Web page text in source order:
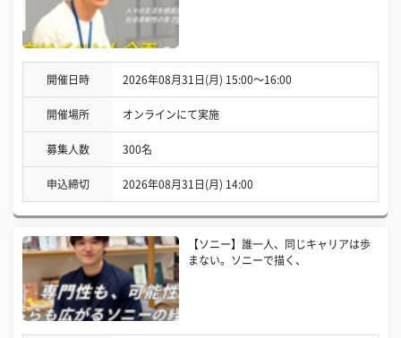
開催日時 2026年08月31日(月) 15:00〜16:00
開催場所 オンラインにて実施
募集人数 300名
申込締切 2026年08月31日(月) 14:00
【ソニー】誰一人、同じキャリアは歩
まない。ソニーで描く、